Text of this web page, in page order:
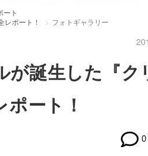
ート
ポート！
フォトギャラリー
が誕生した『ク
ート！
0